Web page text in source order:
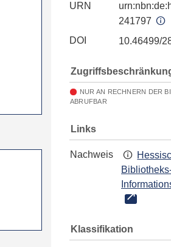
URN
241797
DOI
10.46499/
NUR AN RECHNERN DER
ABRUFBAR
Links
Nachweis
Klassifikation